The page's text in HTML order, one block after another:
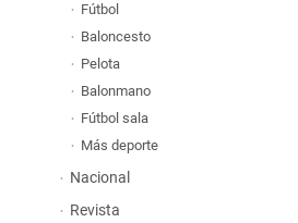
Fútbol
Baloncesto
Pelota
Balonmano
Fútbol sala
Más deporte
Nacional
Revista